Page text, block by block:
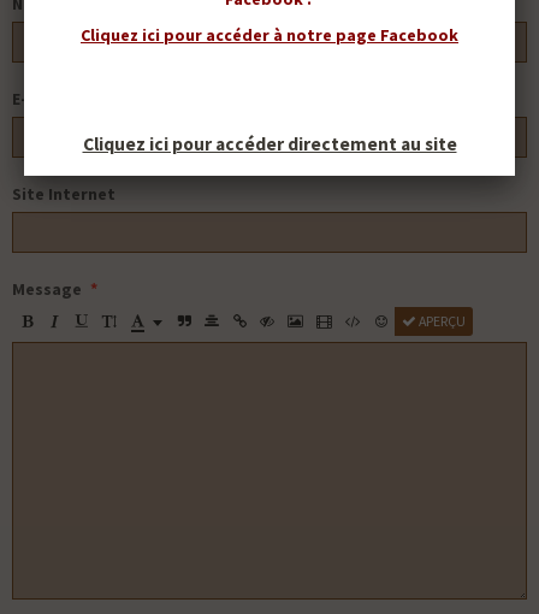
E-mail
Site Internet
Message
APERÇU
Cliquez ici pour accéder à notre page Facebook
Cliquez ici pour accéder directement au site